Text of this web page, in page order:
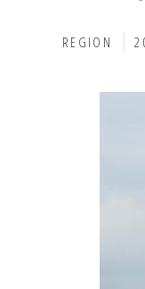
REGION